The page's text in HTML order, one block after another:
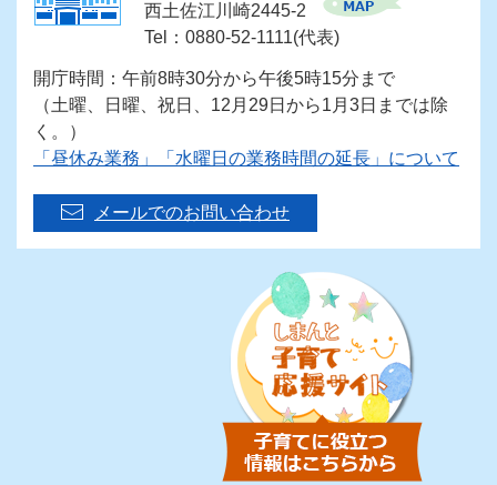
西土佐江川崎2445-2
Tel：0880-52-1111(代表)
開庁時間：午前8時30分から午後5時15分まで
（土曜、日曜、祝日、12月29日から1月3日までは除
く。）
「昼休み業務」「水曜日の業務時間の延長」について
メールでのお問い合わせ